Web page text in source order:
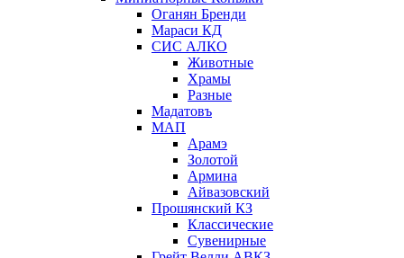
Оганян Бренди
Мараси КД
СИС АЛКО
Животные
Храмы
Разные
Мадатовъ
МАП
Арамэ
Золотой
Армина
Айвазовский
Прошянский КЗ
Классические
Сувенирные